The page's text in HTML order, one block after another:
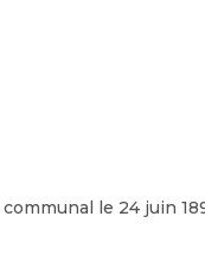
le 24 juin